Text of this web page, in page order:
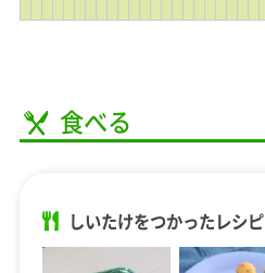
食べる
しいたけをつかったレシピ